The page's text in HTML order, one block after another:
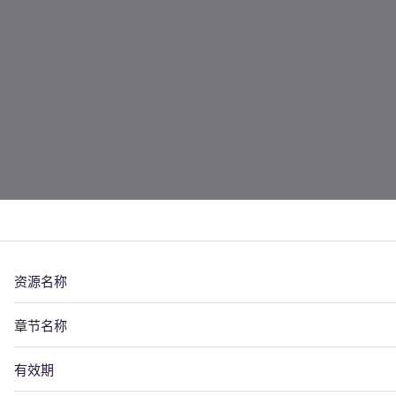
资源名称
章节名称
有效期